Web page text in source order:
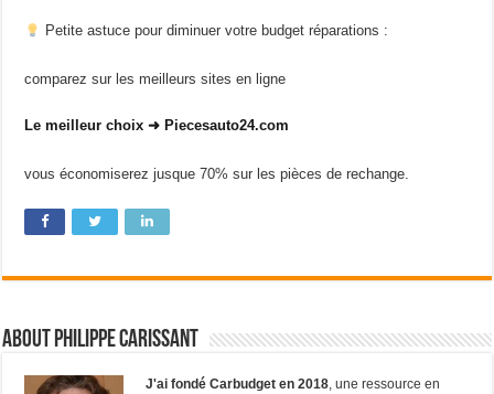
Petite astuce pour diminuer votre budget réparations :
comparez sur les meilleurs sites en ligne
Le meilleur choix ➜ Piecesauto24.com
vous économiserez jusque 70% sur les pièces de rechange.
About Philippe Carissant
J'ai fondé Carbudget en 2018, une ressource en